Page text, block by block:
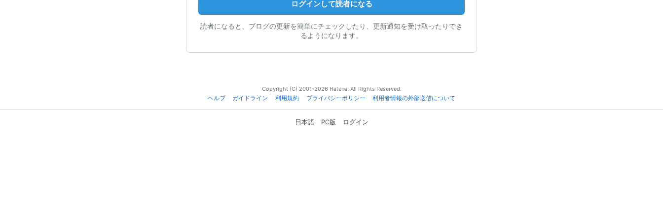
ログインして読者になる
読者になると、ブログの更新を簡単にチェックしたり、更新通知を受け取ったりでき
るようになります。
Copyright (C) 2001-2026 Hatena. All Rights Reserved.
ヘルプ
ガイドライン 利用規約 プライバシーポリシー 利用者情報の外部送信について
日本語 PC版 ログイン